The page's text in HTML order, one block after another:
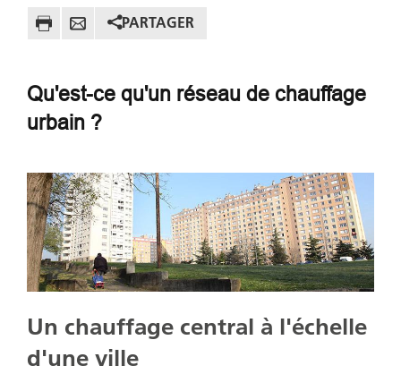
PARTAGER
Qu'est-ce qu'un réseau de chauffage
urbain ?
Un chauffage central à l'échelle
d'une ville